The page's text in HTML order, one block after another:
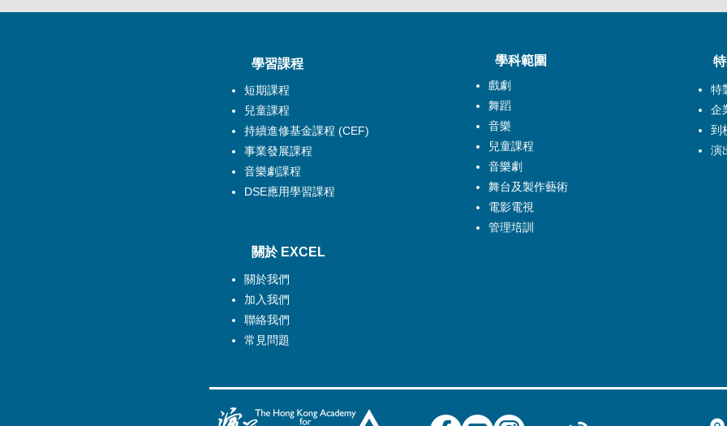
​學習課程
短期課程
兒童課程
持續進修基金課程 (CEF)
事業發展課程
音樂劇課程
DSE應用學習課程
關於 EXCEL
關於我們
加入我們
聯絡我們
常見問題
戲劇
舞蹈
音樂
兒童課程
音樂劇
舞台及製作藝術
電影電視
管理培訓
學科範圍
特
企
到
演